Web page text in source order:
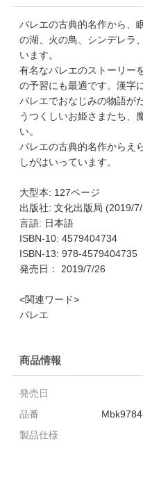
バレエの古典的名作から、
の湖、火の鳥、シンデレラ
います。
有名なバレエのストーリー
の予習にも最適です。漢字
バレエでおなじみの物語が
うつくしいお姫さまたち、
い。
バレエの古典的名作からえ
しがはいっています。
大型本: 127ページ
出版社: 文化出版局 (2019/
言語: 日本語
ISBN-10: 4579404734
ISBN-13: 978-4579404735
発売日： 2019/7/26
<関連ワード>
バレエ
商品情報
発売日
品番
製品仕様